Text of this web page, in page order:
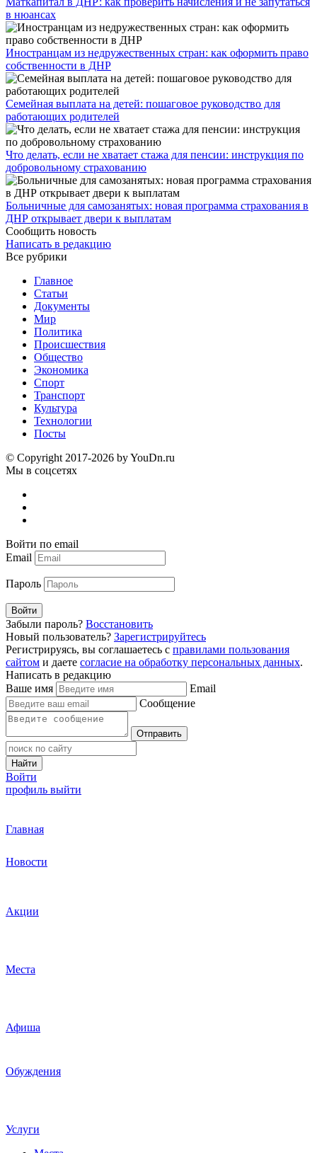
в нюансах
Иностранцам из недружественных стран: как оформить право
собственности в ДНР
Семейная выплата на детей: пошаговое руководство для
работающих родителей
Что делать, если не хватает стажа для пенсии: инструкция по
добровольному страхованию
Больничные для самозанятых: новая программа страхования в
ДНР открывает двери к выплатам
Сообщить новость
Написать в редакцию
Все рубрики
Главное
Статьи
Документы
Мир
Политика
Происшествия
Общество
Экономика
Спорт
Транспорт
Культура
Технологии
Посты
© Copyright 2017-2026 by YouDn.ru
Мы в соцсетях
Войти по email
Email
Пароль
Войти
Забыли пароль? Восстановить
Новый пользователь? Зарегистрируйтесь
Регистрируясь, вы соглашаетесь с правилами пользования
сайтом и даете согласие на обработку персональных данных.
Написать в редакцию
Ваше имя
Email
Сообщение
Отправить
Найти
Войти
профиль выйти
Главная
Новости
Акции
Места
Афиша
Обуждения
Услуги